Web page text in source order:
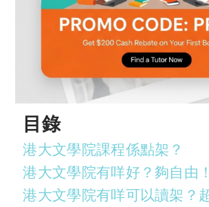
目錄
港大文學院課程係點架？
港大文學院有咩好？夠自由！
港大文學院有咩可以讀架？